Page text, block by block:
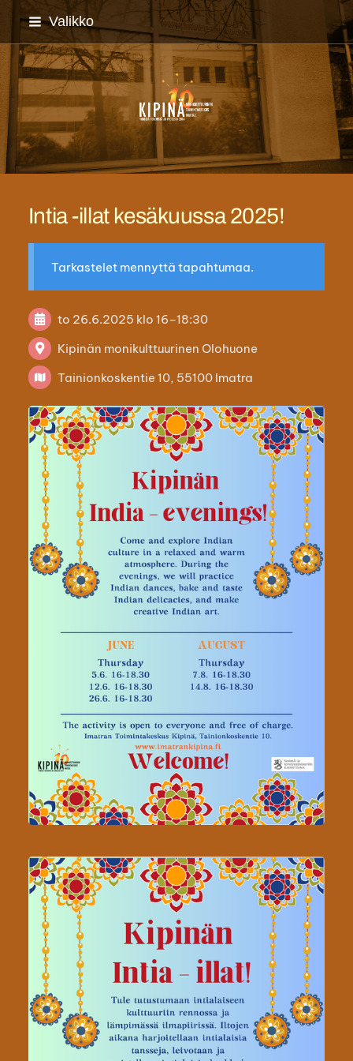
Siirry
sisältöön
Valikko
Imatran
Intia -illat kesäkuussa 2025!
Tarkastelet mennyttä tapahtumaa.
to 26.6.2025 klo 16–18:30
Kipinän monikulttuurinen Olohuone
Tainionkoskentie 10, 55100 Imatra